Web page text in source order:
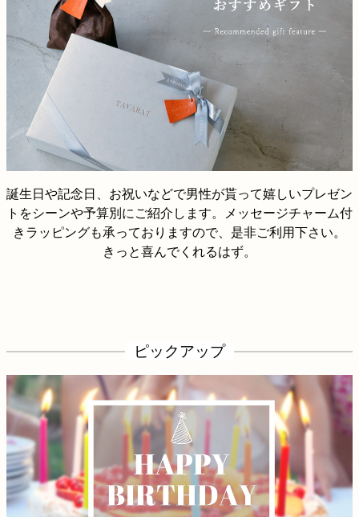
誕生日や記念日、お祝いなどで男性が貰って嬉しいプレゼン
トをシーンや予算別にご紹介します。メッセージチャーム付
きラッピングも承っておりますので、是非ご利用下さい。
きっと喜んでくれるはず。
ピックアップ